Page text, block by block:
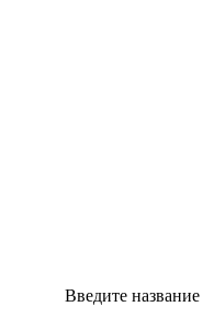
Введите название